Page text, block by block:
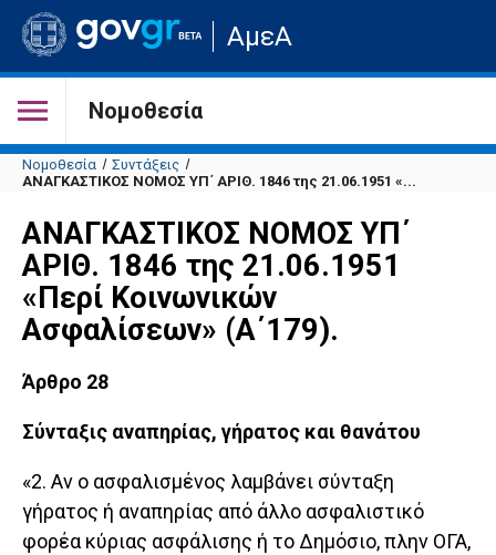
Μετάβαση
στην
σελίδα
του
ΑμεΑ
Νομοθεσία
Νομοθεσία
Συντάξεις
ΑΝΑΓΚΑΣΤΙΚΟΣ ΝΟΜΟΣ ΥΠ΄ ΑΡΙΘ. 1846 της 21.06.1951 «...
ΑΝΑΓΚΑΣΤΙΚΟΣ ΝΟΜΟΣ ΥΠ΄
ΑΡΙΘ. 1846 της 21.06.1951
«Περί Κοινωνικών
Ασφαλίσεων» (Α΄179).
Άρθρο 28
Σύνταξις αναπηρίας, γήρατος και θανάτου
«2. Αν ο ασφαλισμένος λαμβάνει σύνταξη
γήρατος ή αναπηρίας από άλλο ασφαλιστικό
φορέα κύριας ασφάλισης ή το Δημόσιο, πλην ΟΓΑ,